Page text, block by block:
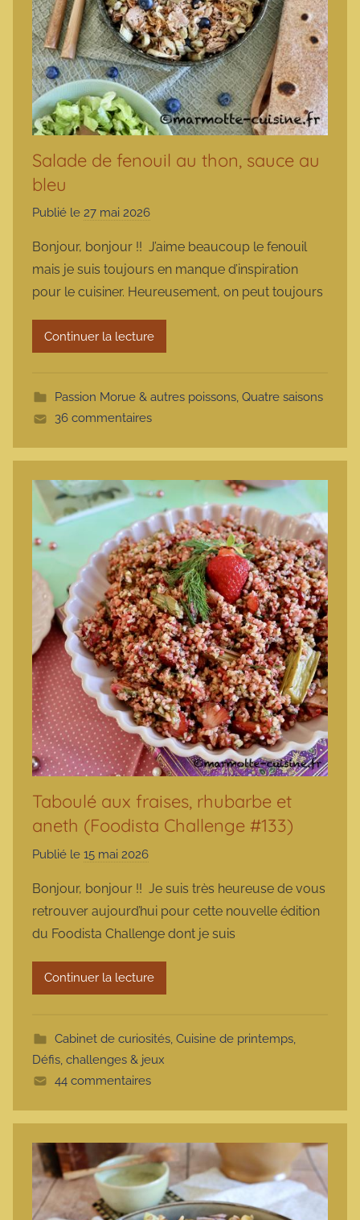
Salade de fenouil au thon, sauce au
bleu
Publié le 27 mai 2026
r
m
a
r
m
t
e
Bonjour, bonjour !! J’aime beaucoup le fenouil
mais je suis toujours en manque d’inspiration
pour le cuisiner. Heureusement, on peut toujours
Continuer la lecture
Passion Morue & autres poissons, Quatre saisons
36 commentaires
Taboulé aux fraises, rhubarbe et
aneth (Foodista Challenge #133)
Publié le 15 mai 2026
r
m
a
r
m
t
e
Bonjour, bonjour !! Je suis très heureuse de vous
retrouver aujourd’hui pour cette nouvelle édition
du Foodista Challenge dont je suis
Continuer la lecture
Cabinet de curiosités, Cuisine de printemps,
Défis, challenges & jeux
44 commentaires